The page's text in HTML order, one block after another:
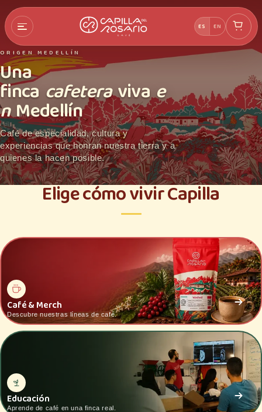
directamente
al contenido ES EN
ORIGEN MEDELLÍN
Una
finca cafeteravivae
nMedellín
Café de especialidad, cultura y
experiencias que honran nuestra tierra y a
quienes la hacen posible.
Elige cómo vivir Capilla
Café & Merch
Descubre nuestras líneas de café.
Educación
Aprende de café en una finca real.